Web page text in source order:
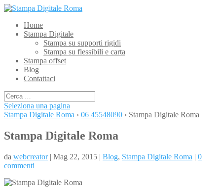
Home
Stampa Digitale
Stampa su supporti rigidi
Stampa su flessibili e carta
Stampa offset
Blog
Contattaci
Seleziona una pagina
Stampa Digitale Roma › 06 45548090 › Stampa Digitale Roma
Stampa Digitale Roma
da webcreator| Mag 22, 2015 | Blog, Stampa Digitale Roma | 0
commenti